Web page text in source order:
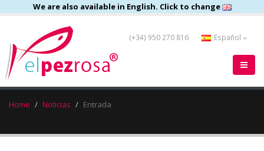
We are also available in English. Click to change
(+34) 950 270 816 Español
Home Noticias Entrada